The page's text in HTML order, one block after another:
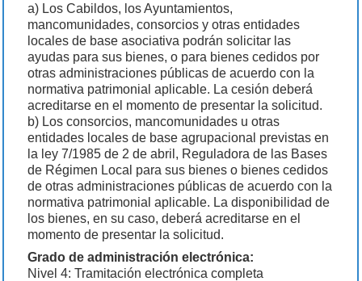
a) Los Cabildos, los Ayuntamientos,
mancomunidades, consorcios y otras entidades
locales de base asociativa podrán solicitar las
ayudas para sus bienes, o para bienes cedidos por
otras administraciones públicas de acuerdo con la
normativa patrimonial aplicable. La cesión deberá
acreditarse en el momento de presentar la solicitud.
b) Los consorcios, mancomunidades u otras
entidades locales de base agrupacional previstas en
la ley 7/1985 de 2 de abril, Reguladora de las Bases
de Régimen Local para sus bienes o bienes cedidos
de otras administraciones públicas de acuerdo con la
normativa patrimonial aplicable. La disponibilidad de
los bienes, en su caso, deberá acreditarse en el
momento de presentar la solicitud.
Grado de administración electrónica:
Nivel 4: Tramitación electrónica completa